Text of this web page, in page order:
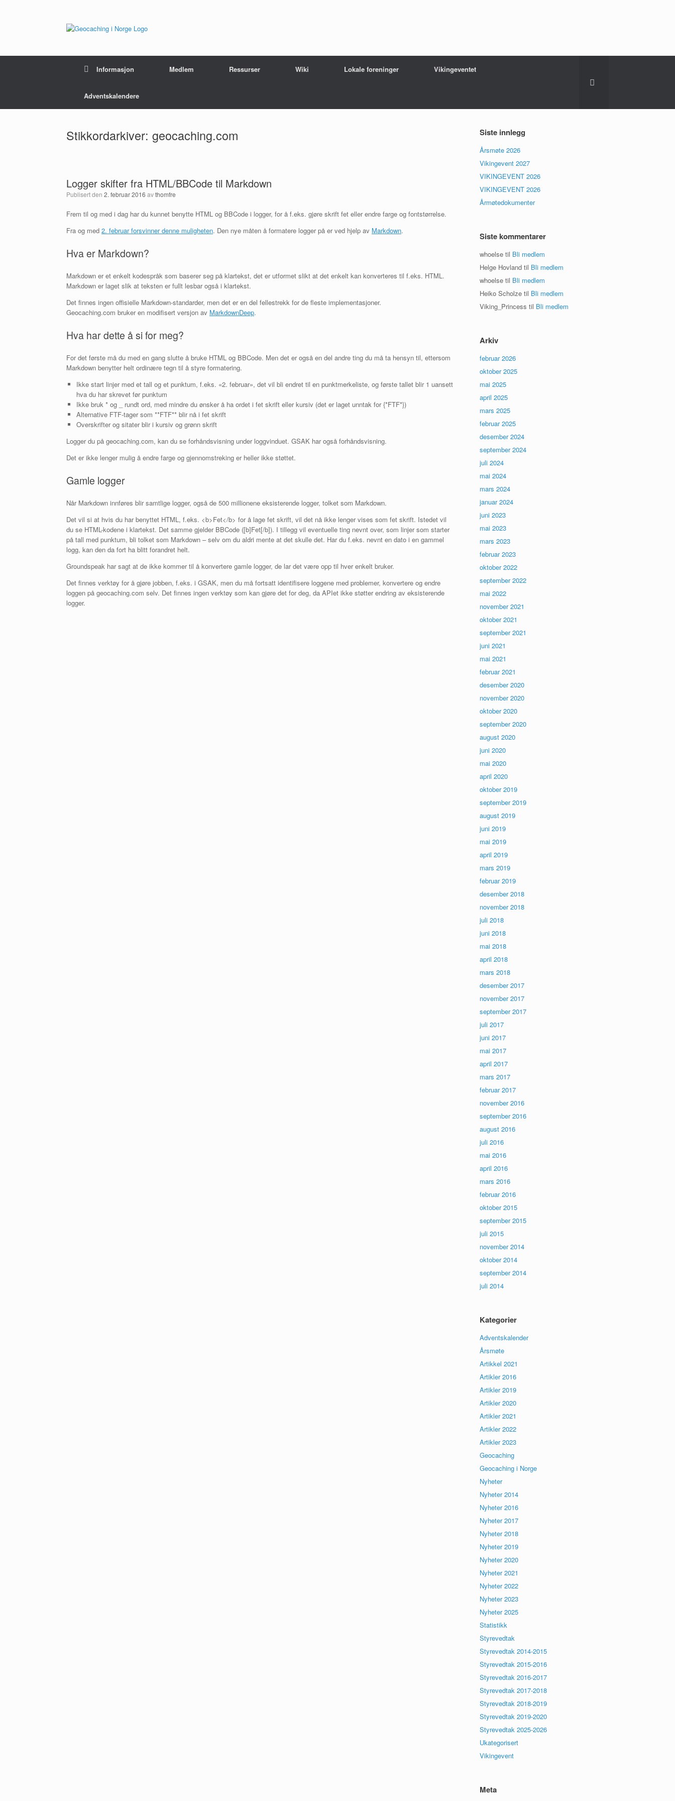
Informasjon Medlem Ressurser Wiki Lokale foreninger Vikingeventet
Adventskalendere
Stikkordarkiver: geocaching.com
Logger skifter fra HTML/BBCode til Markdown
Publisert den 2. februar 2016 avthomfre
Frem til og med i dag har du kunnet benytte HTML og BBCode i logger, for å f.eks. gjøre skrift fet eller endre farge og fontstørrelse.
Fra og med 2. februar forsvinner denne muligheten. Den nye måten å formatere logger på er ved hjelp av Markdown.
Hva er Markdown?
Markdown er et enkelt kodespråk som baserer seg på klartekst, det er utformet slikt at det enkelt kan konverteres til f.eks. HTML.
Markdown er laget slik at teksten er fullt lesbar også i klartekst.
Det finnes ingen offisielle Markdown-standarder, men det er en del fellestrekk for de fleste implementasjoner.
Geocaching.com bruker en modifisert versjon av MarkdownDeep.
Hva har dette å si for meg?
For det første må du med en gang slutte å bruke HTML og BBCode. Men det er også en del andre ting du må ta hensyn til, ettersom
Markdown benytter helt ordinære tegn til å styre formatering.
Ikke start linjer med et tall og et punktum, f.eks. «2. februar», det vil bli endret til en punktmerkeliste, og første tallet blir 1 uansett
hva du har skrevet før punktum
Ikke bruk * og _ rundt ord, med mindre du ønsker å ha ordet i fet skrift eller kursiv (det er laget unntak for {*FTF*})
Alternative FTF-tager som **FTF** blir nå i fet skrift
Overskrifter og sitater blir i kursiv og grønn skrift
Logger du på geocaching.com, kan du se forhåndsvisning under loggvinduet. GSAK har også forhåndsvisning.
Det er ikke lenger mulig å endre farge og gjennomstreking er heller ikke støttet.
Gamle logger
Når Markdown innføres blir samtlige logger, også de 500 millionene eksisterende logger, tolket som Markdown.
Det vil si at hvis du har benyttet HTML, f.eks. <b>Fet</b> for å lage fet skrift, vil det nå ikke lenger vises som fet skrift. Istedet vil
du se HTML-kodene i klartekst. Det samme gjelder BBCode ([b]Fet[/b]). I tillegg vil eventuelle ting nevnt over, som linjer som starter
på tall med punktum, bli tolket som Markdown – selv om du aldri mente at det skulle det. Har du f.eks. nevnt en dato i en gammel
logg, kan den da fort ha blitt forandret helt.
Groundspeak har sagt at de ikke kommer til å konvertere gamle logger, de lar det være opp til hver enkelt bruker.
Det finnes verktøy for å gjøre jobben, f.eks. i GSAK, men du må fortsatt identifisere loggene med problemer, konvertere og endre
loggen på geocaching.com selv. Det finnes ingen verktøy som kan gjøre det for deg, da APIet ikke støtter endring av eksisterende
logger.
Siste innlegg
Årsmøte 2026
Vikingevent 2027
VIKINGEVENT 2026
VIKINGEVENT 2026
Årmøtedokumenter
Siste kommentarer
whoelse til Bli medlem
Helge Hovland til Bli medlem
whoelse til Bli medlem
Heiko Scholze til Bli medlem
Viking_Princess til Bli medlem
Arkiv
februar 2026
oktober 2025
mai 2025
april 2025
mars 2025
februar 2025
desember 2024
september 2024
juli 2024
mai 2024
mars 2024
januar 2024
juni 2023
mai 2023
mars 2023
februar 2023
oktober 2022
september 2022
mai 2022
november 2021
oktober 2021
september 2021
juni 2021
mai 2021
februar 2021
desember 2020
november 2020
oktober 2020
september 2020
august 2020
juni 2020
mai 2020
april 2020
oktober 2019
september 2019
august 2019
juni 2019
mai 2019
april 2019
mars 2019
februar 2019
desember 2018
november 2018
juli 2018
juni 2018
mai 2018
april 2018
mars 2018
desember 2017
november 2017
september 2017
juli 2017
juni 2017
mai 2017
april 2017
mars 2017
februar 2017
november 2016
september 2016
august 2016
juli 2016
mai 2016
april 2016
mars 2016
februar 2016
oktober 2015
september 2015
juli 2015
november 2014
oktober 2014
september 2014
juli 2014
Kategorier
Adventskalender
Årsmøte
Artikkel 2021
Artikler 2016
Artikler 2019
Artikler 2020
Artikler 2021
Artikler 2022
Artikler 2023
Geocaching
Geocaching i Norge
Nyheter
Nyheter 2014
Nyheter 2016
Nyheter 2017
Nyheter 2018
Nyheter 2019
Nyheter 2020
Nyheter 2021
Nyheter 2022
Nyheter 2023
Nyheter 2025
Statistikk
Styrevedtak
Styrevedtak 2014-2015
Styrevedtak 2015-2016
Styrevedtak 2016-2017
Styrevedtak 2017-2018
Styrevedtak 2018-2019
Styrevedtak 2019-2020
Styrevedtak 2025-2026
Ukategorisert
Vikingevent
Meta